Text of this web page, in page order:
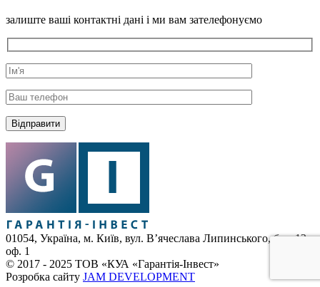
залиште ваші контактні дані і ми вам зателефонуємо
01054, Україна, м. Київ, вул. В’ячеслава Липинського, буд. 12,
оф. 1
© 2017 - 2025 ТОВ «КУА «Гарантія-Інвест»
Розробка сайту JAM DEVELOPMENT